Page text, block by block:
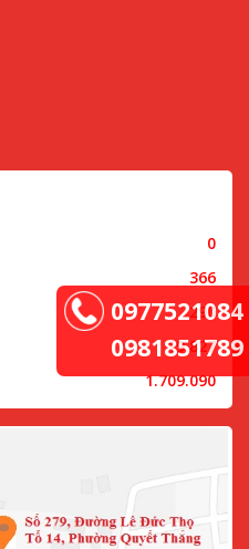
0
366
290
19.827
1.709.090
0977521084
0981851789